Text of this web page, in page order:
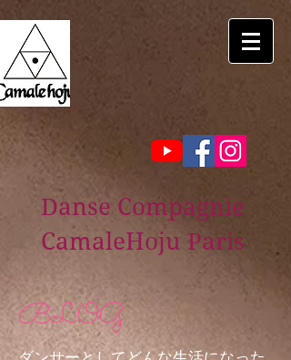
Danse Compagnie
CamaleHoju Paris
BLOG